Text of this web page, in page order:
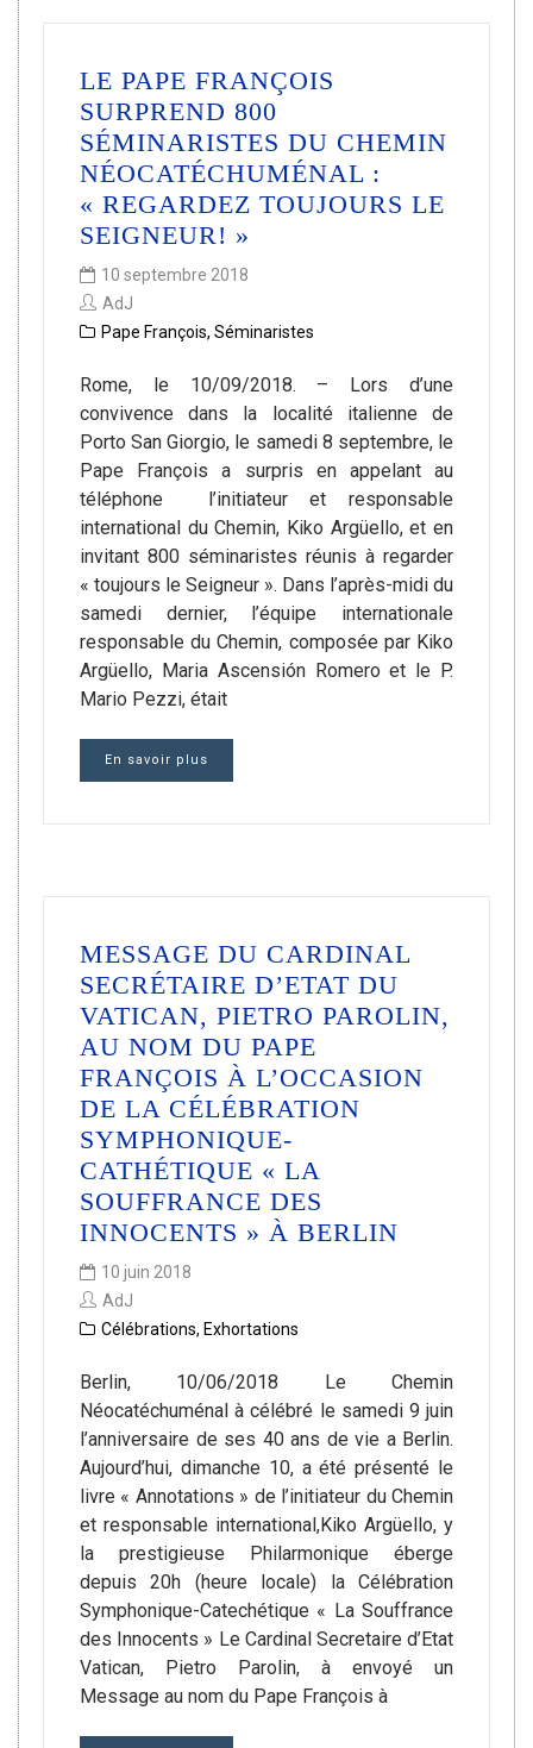
LE PAPE FRANÇOIS
SURPREND 800
SÉMINARISTES DU CHEMIN
NÉOCATÉCHUMÉNAL :
« REGARDEZ TOUJOURS LE
SEIGNEUR! »
10 septembre 2018
AdJ
Pape François, Séminaristes
Rome, le 10/09/2018. – Lors d’une
convivence dans la localité italienne de
Porto San Giorgio, le samedi 8 septembre, le
Pape François a surpris en appelant au
téléphone l’initiateur et responsable
international du Chemin, Kiko Argüello, et en
invitant 800 séminaristes réunis à regarder
« toujours le Seigneur ». Dans l’après-midi du
samedi dernier, l’équipe internationale
responsable du Chemin, composée par Kiko
Argüello, Maria Ascensión Romero et le P.
Mario Pezzi, était
En savoir plus
MESSAGE DU CARDINAL
SECRÉTAIRE D’ETAT DU
VATICAN, PIETRO PAROLIN,
AU NOM DU PAPE
FRANÇOIS À L’OCCASION
DE LA CÉLÉBRATION
SYMPHONIQUE-
CATHÉTIQUE « LA
SOUFFRANCE DES
INNOCENTS » À BERLIN
10 juin 2018
AdJ
Célébrations, Exhortations
Berlin, 10/06/2018 Le Chemin
Néocatéchuménal à célébré le samedi 9 juin
l’anniversaire de ses 40 ans de vie a Berlin.
Aujourd’hui, dimanche 10, a été présenté le
livre « Annotations » de l’initiateur du Chemin
et responsable international,Kiko Argüello, y
la prestigieuse Philarmonique éberge
depuis 20h (heure locale) la Célébration
Symphonique-Catechétique « La Souffrance
des Innocents » Le Cardinal Secretaire d’Etat
Vatican, Pietro Parolin, à envoyé un
Message au nom du Pape François à